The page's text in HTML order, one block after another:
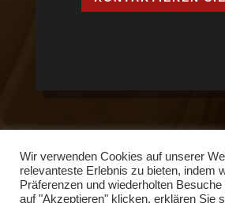
Über Cana Kontakt
Datenschutzerklärung
Wir verwenden Cookies auf unserer
relevanteste Erlebnis zu bieten, indem
Präferenzen und wiederholten
auf "Akzeptieren" klicken, erklären Sie